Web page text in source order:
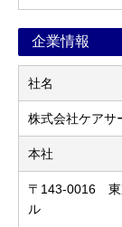
企業情報
社名
株式会社ケアサ
本社
〒143-0016 東
ル